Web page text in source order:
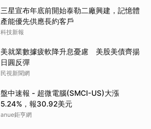
三星宣布年底前開始泰勒二廠興建，記憶體
產能優先供應長約客戶
科技新報
美就業數據疲軟降升息憂慮 美股美債齊揚
日圓反彈
民視新聞網
盤中速報 - 超微電腦(SMCI-US)大漲
5.24%，報30.92美元
anue鉅亨網